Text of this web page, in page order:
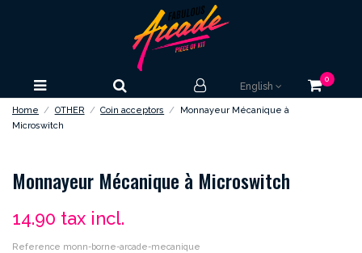
English
0
Home OTHER Coin acceptors
Monnayeur Mécanique à
Microswitch
Monnayeur Mécanique à Microswitch
14.90 tax incl.
Reference monn-borne-arcade-mecanique